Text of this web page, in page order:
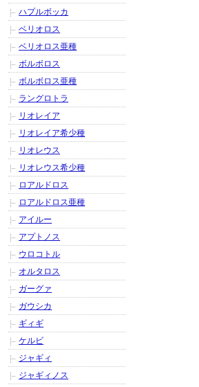
ハプルボッカ
ベリオロス
ベリオロス亜種
ボルボロス
ボルボロス亜種
ラングロトラ
リオレイア
リオレイア希少種
リオレウス
リオレウス希少種
ロアルドロス
ロアルドロス亜種
アイルー
アプトノス
ウロコトル
オルタロス
ガーグァ
ガウシカ
ギィギ
ケルビ
ジャギィ
ジャギィノス